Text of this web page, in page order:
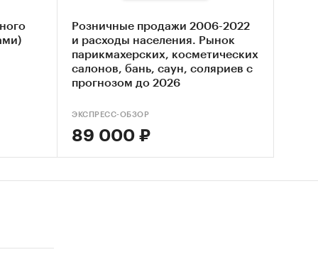
Розничные продажи 2006-2022
и расходы населения. Рынок
парикмахерских, косметических
салонов, бань, саун, соляриев с
прогнозом до 2026
ЭКСПРЕСС-ОБЗОР
89 000 ₽